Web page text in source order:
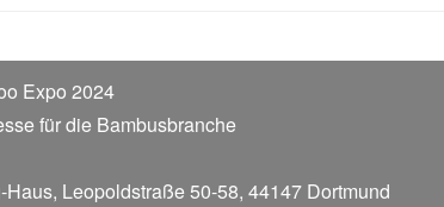
Expo 2024
für die Bambusbranche
Leopoldstraße 50-58, 44147 Dortmund